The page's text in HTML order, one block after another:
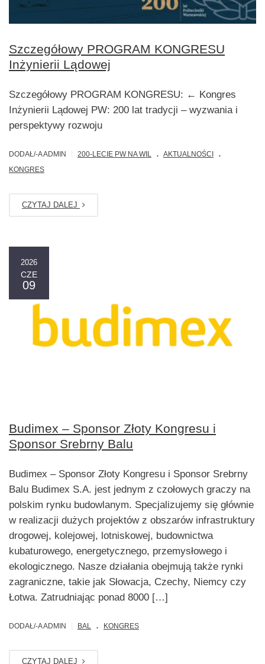
Szczegółowy PROGRAM KONGRESU
Inżynierii Lądowej
Szczegółowy PROGRAM KONGRESU: ← Kongres
Inżynierii Lądowej PW: 200 lat tradycji – wyzwania i
perspektywy rozwoju
DODAŁ/-A ADMIN 200-LECIE PW NA WIL . AKTUALNOŚCI .
KONGRES
CZYTAJ DALEJ
2026
CZE
09
Budimex – Sponsor Złoty Kongresu i
Sponsor Srebrny Balu
Budimex – Sponsor Złoty Kongresu i Sponsor Srebrny
Balu Budimex S.A. jest jednym z czołowych graczy na
polskim rynku budowlanym. Specjalizujemy się głównie
w realizacji dużych projektów z obszarów infrastruktury
drogowej, kolejowej, lotniskowej, budownictwa
kubaturowego, energetycznego, przemysłowego i
ekologicznego. Nasze działania obejmują także rynki
zagraniczne, takie jak Słowacja, Czechy, Niemcy czy
Łotwa. Zatrudniając ponad 8000 […]
DODAŁ/-A ADMIN BAL . KONGRES
CZYTAJ DALEJ